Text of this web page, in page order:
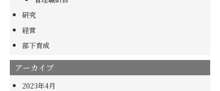
研究
経営
部下育成
アーカイブ
2023年4月